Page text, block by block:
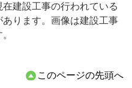
建設工事の行われている
ります。画像は建設工事
このページの先頭へ